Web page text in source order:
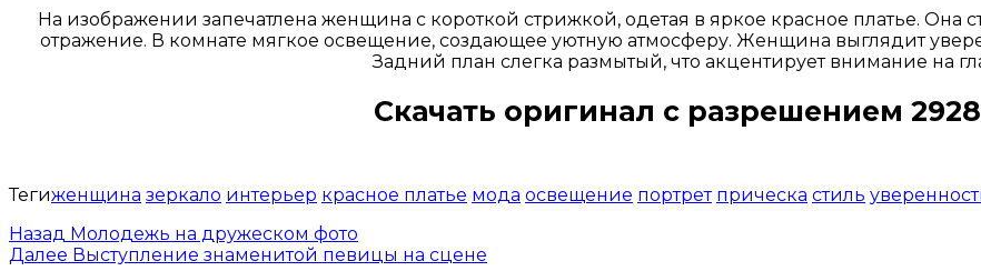
На изображении запечатлена женщина с короткой стрижкой, одетая в яркое красное платье. Она
отражение. В комнате мягкое освещение, создающее уютную атмосферу. Женщина выглядит
Задний план слегка размытый, что акцентирует внимание на
Скачать оригинал с разрешением
Тегиженщина зеркало интерьер красное платье мода освещение портрет прическа стиль
Назад Молодежь на дружеском фото
Далее Выступление знаменитой певицы на сцене